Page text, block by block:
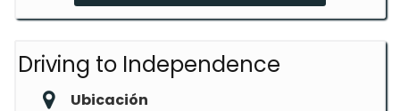
Driving to Independence
Ubicación